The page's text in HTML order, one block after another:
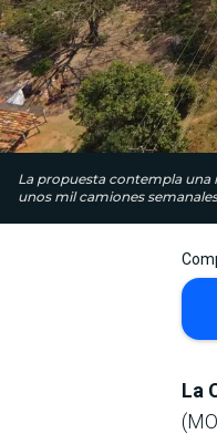
La propuesta contempla una
unos mil camiones
La